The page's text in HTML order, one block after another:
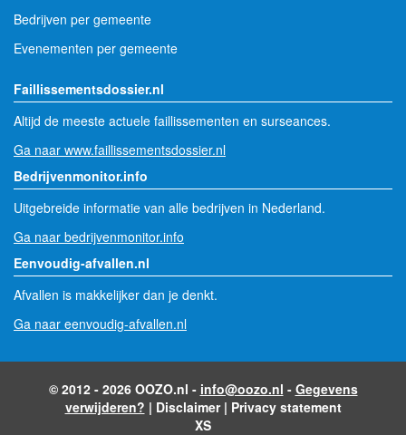
Bedrijven per gemeente
Evenementen per gemeente
Faillissementsdossier.nl
Altijd de meeste actuele faillissementen en surseances.
Ga naar www.faillissementsdossier.nl
Bedrijvenmonitor.info
Uitgebreide informatie van alle bedrijven in Nederland.
Ga naar bedrijvenmonitor.info
Eenvoudig-afvallen.nl
Afvallen is makkelijker dan je denkt.
Ga naar eenvoudig-afvallen.nl
© 2012 - 2026 OOZO.nl - info@oozo.nl - Gegevens
verwijderen? | Disclaimer| Privacy statement
XS